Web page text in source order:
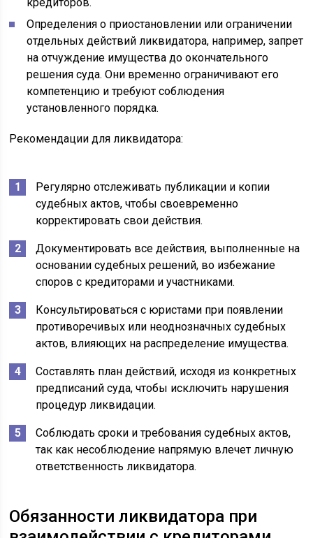
Определения о приостановлении или ограничении
отдельных действий ликвидатора, например, запрет
на отчуждение имущества до окончательного
решения суда. Они временно ограничивают его
компетенцию и требуют соблюдения
установленного порядка.
Рекомендации для ликвидатора:
Регулярно отслеживать публикации и копии
судебных актов, чтобы своевременно
корректировать свои действия.
Документировать все действия, выполненные на
основании судебных решений, во избежание
споров с кредиторами и участниками.
Консультироваться с юристами при появлении
противоречивых или неоднозначных судебных
актов, влияющих на распределение имущества.
Составлять план действий, исходя из конкретных
предписаний суда, чтобы исключить нарушения
процедур ликвидации.
Соблюдать сроки и требования судебных актов,
так как несоблюдение напрямую влечет личную
ответственность ликвидатора.
Обязанности ликвидатора при